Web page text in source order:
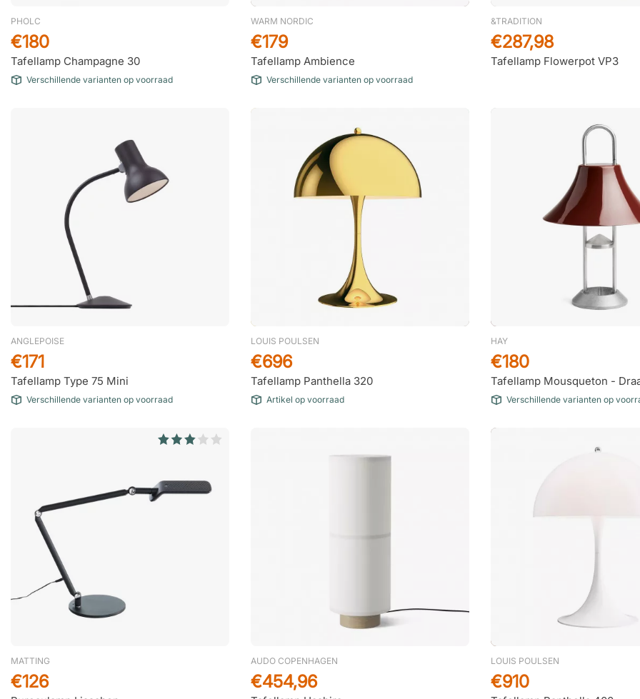
PHOLC
Tafellamp Champagne 30
€180
Verschillende varianten op voorraad
WARM NORDIC
Tafellamp Ambience
€179
Verschillende varianten op voorraad
&TRADITION
Tafellamp Flowerpot VP3
€287,98
ANGLEPOISE
Tafellamp Type 75 Mini
€171
Verschillende varianten op voorraad
LOUIS POULSEN
Tafellamp Panthella 320
€696
Artikel op voorraad
HAY
Tafellamp Mousqueton -
€180
Verschillende varianten op
MATTING
€126
AUDO COPENHAGEN
€454,96
LOUIS POULSEN
€910